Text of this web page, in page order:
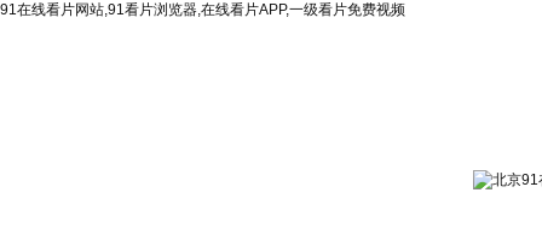
91在线看片网站,91看片浏览器,在线看片APP,一级看片免费视频